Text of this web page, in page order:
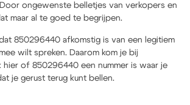
ongewenste belletjes van verkopers en
maar al te goed te begrijpen.
850296440 afkomstig is van een legitiem
wilt spreken. Daarom kom je bij
hier of 850296440 een nummer is waar je
je gerust terug kunt bellen.